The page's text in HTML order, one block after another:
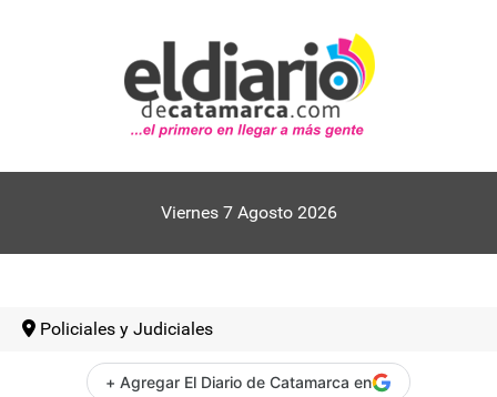
Viernes 7 Agosto 2026
Policiales y Judiciales
+ Agregar El Diario de Catamarca en